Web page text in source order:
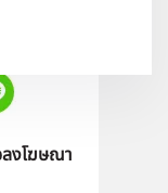
งโฆษณา